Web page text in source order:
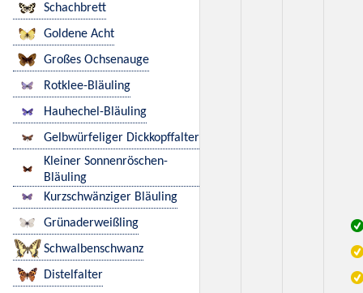
Schachbrett
Goldene Acht
Großes Ochsenauge
Rotklee-Bläuling
Hauhechel-Bläuling
Gelbwürfeliger Dickkopffalter
Kleiner Sonnenröschen-
Bläuling
Kurzschwänziger Bläuling
Grünaderweißling
Schwalbenschwanz
Distelfalter